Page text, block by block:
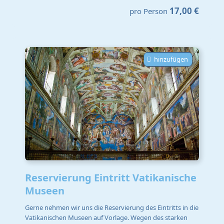
pro Person 17,00 €
hinzufügen
Reservierung Eintritt Vatikanische
Museen
Gerne nehmen wir uns die Reservierung des Eintritts in die
Vatikanischen Museen auf Vorlage. Wegen des starken